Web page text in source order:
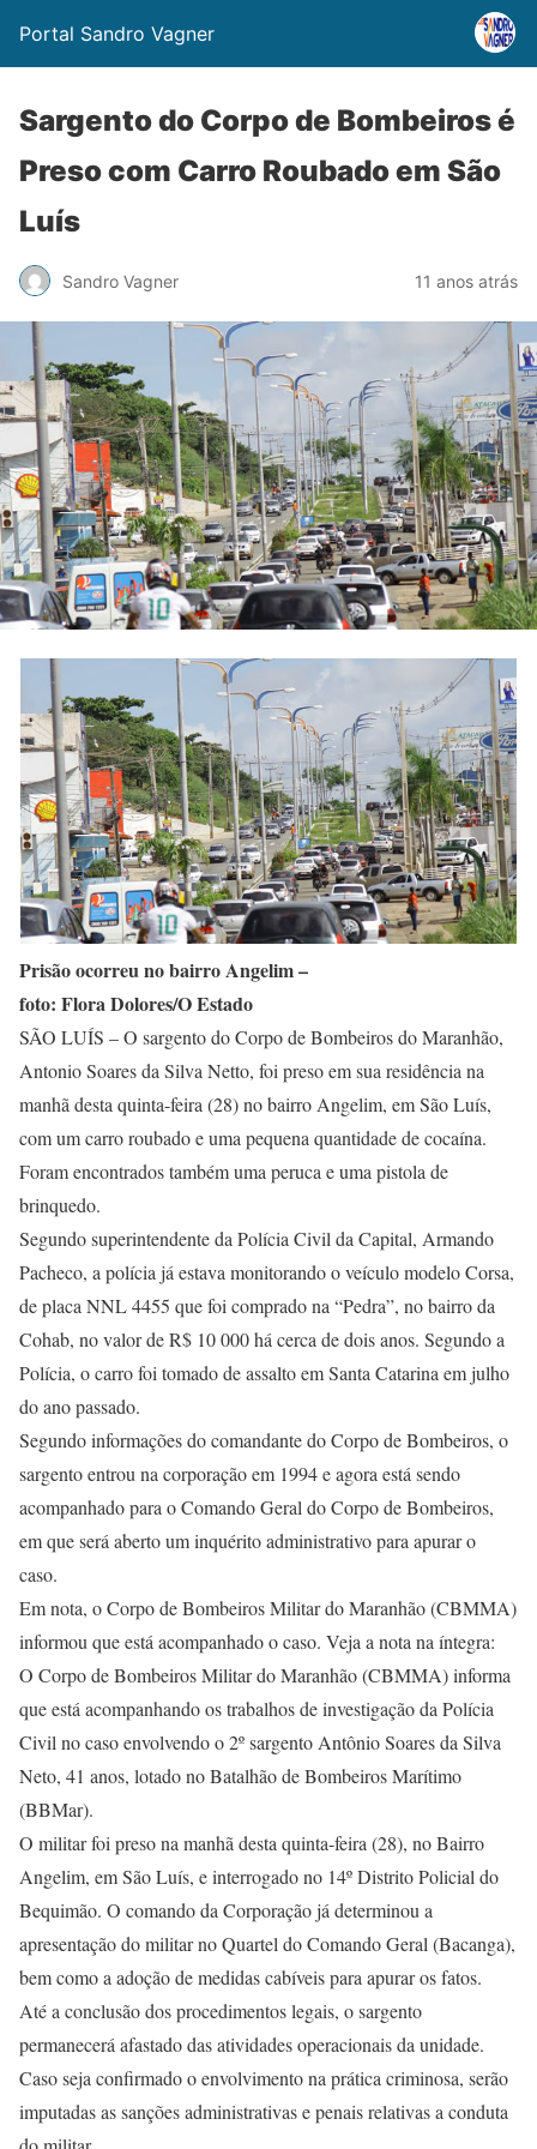
Portal Sandro Vagner
Sargento do Corpo de Bombeiros é
Preso com Carro Roubado em São
Luís
Sandro Vagner 11 anos atrás
Prisão ocorreu no bairro Angelim –
foto: Flora Dolores/O Estado
SÃO LUÍS – O sargento do Corpo de Bombeiros do Maranhão,
Antonio Soares da Silva Netto, foi preso em sua residência na
manhã desta quinta-feira (28) no bairro Angelim, em São Luís,
com um carro roubado e uma pequena quantidade de cocaína.
Foram encontrados também uma peruca e uma pistola de
brinquedo.
Segundo superintendente da Polícia Civil da Capital, Armando
Pacheco, a polícia já estava monitorando o veículo modelo Corsa,
de placa NNL 4455 que foi comprado na “Pedra”, no bairro da
Cohab, no valor de R$ 10 000 há cerca de dois anos. Segundo a
Polícia, o carro foi tomado de assalto em Santa Catarina em julho
do ano passado.
Segundo informações do comandante do Corpo de Bombeiros, o
sargento entrou na corporação em 1994 e agora está sendo
acompanhado para o Comando Geral do Corpo de Bombeiros,
em que será aberto um inquérito administrativo para apurar o
caso.
Em nota, o Corpo de Bombeiros Militar do Maranhão (CBMMA)
informou que está acompanhado o caso. Veja a nota na íntegra:
O Corpo de Bombeiros Militar do Maranhão (CBMMA) informa
que está acompanhando os trabalhos de investigação da Polícia
Civil no caso envolvendo o 2º sargento Antônio Soares da Silva
Neto, 41 anos, lotado no Batalhão de Bombeiros Marítimo
(BBMar).
O militar foi preso na manhã desta quinta-feira (28), no Bairro
Angelim, em São Luís, e interrogado no 14º Distrito Policial do
Bequimão. O comando da Corporação já determinou a
apresentação do militar no Quartel do Comando Geral (Bacanga),
bem como a adoção de medidas cabíveis para apurar os fatos.
Até a conclusão dos procedimentos legais, o sargento
permanecerá afastado das atividades operacionais da unidade.
Caso seja confirmado o envolvimento na prática criminosa, serão
imputadas as sanções administrativas e penais relativas a conduta